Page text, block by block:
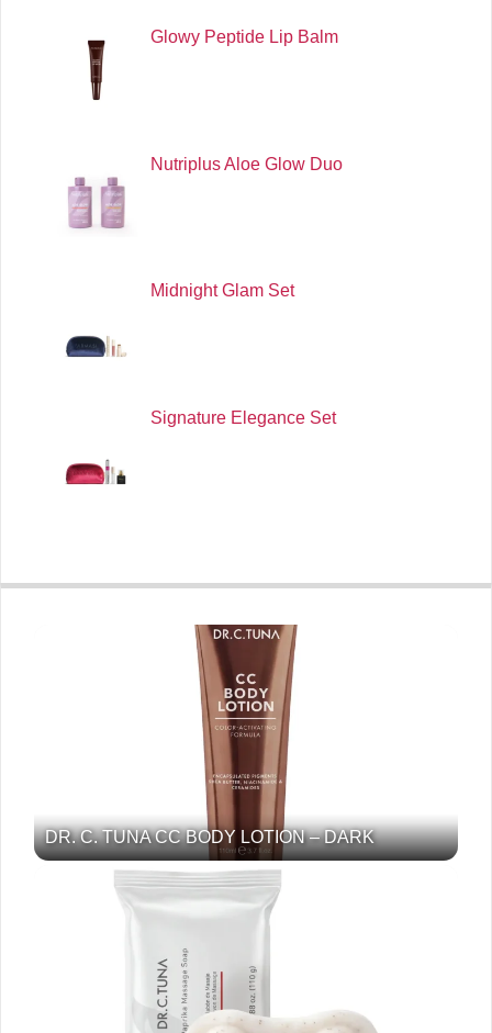
Glowy Peptide Lip Balm
Nutriplus Aloe Glow Duo
Midnight Glam Set
Signature Elegance Set
DR. C. TUNA CC BODY LOTION – DARK